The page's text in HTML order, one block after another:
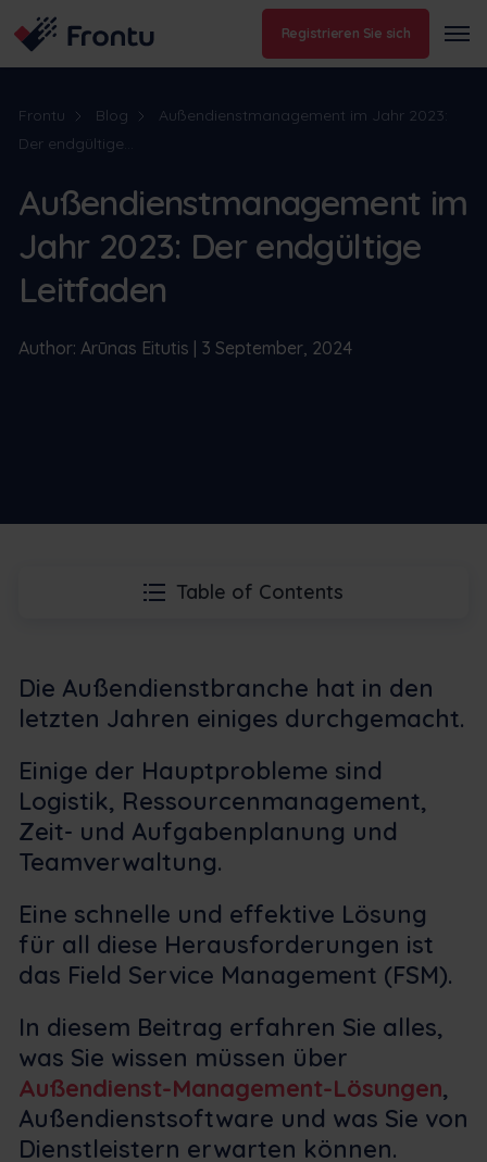
Registrieren Sie sich
Frontu Blog
Außendienstmanagement im Jahr 2023:
Der endgültige...
Außendienstmanagement im
Jahr 2023: Der endgültige
Leitfaden
Author: Arūnas Eitutis | 3 September, 2024
Table of Contents
Die Außendienstbranche hat in den
letzten Jahren einiges durchgemacht.
Einige der Hauptprobleme sind
Logistik, Ressourcenmanagement,
Zeit- und Aufgabenplanung und
Teamverwaltung.
Eine schnelle und effektive Lösung
für all diese Herausforderungen ist
das Field Service Management (FSM).
In diesem Beitrag erfahren Sie alles,
was Sie wissen müssen über
Außendienst-Management-Lösungen,
Außendienstsoftware und was Sie von
Dienstleistern erwarten können.